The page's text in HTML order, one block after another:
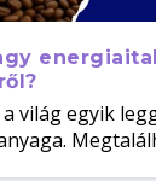
világ egyik